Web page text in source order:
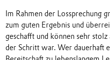
Im Rahmen der Lossprechung
zum guten Ergebnis und
geschafft und können sehr
der Schritt war. Wer dauerhaft